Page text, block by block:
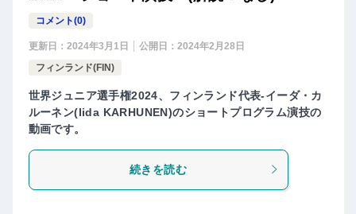
コメント(0)
更新日： 2024年3月1日 公開日： 2024年2月28日
フィンランド(FIN)
世界ジュニア選手権2024、フィンランド代表-イーダ・カ
ルーネン(Iida KARHUNEN)のショートプログラム演技の
動画です。
続きを読む